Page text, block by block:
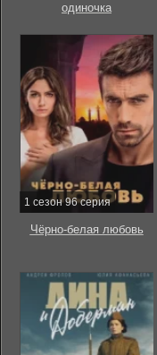
одиночка
1 сезон 96 серия
Чёрно-белая любовь